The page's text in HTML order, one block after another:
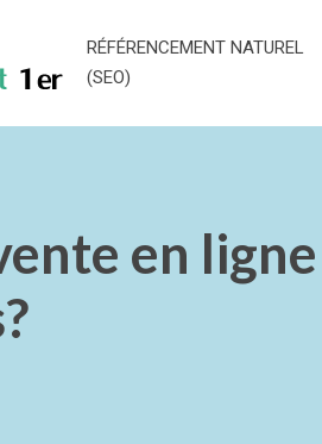
RÉFÉRENCEMENT NATUREL
(SEO)
en